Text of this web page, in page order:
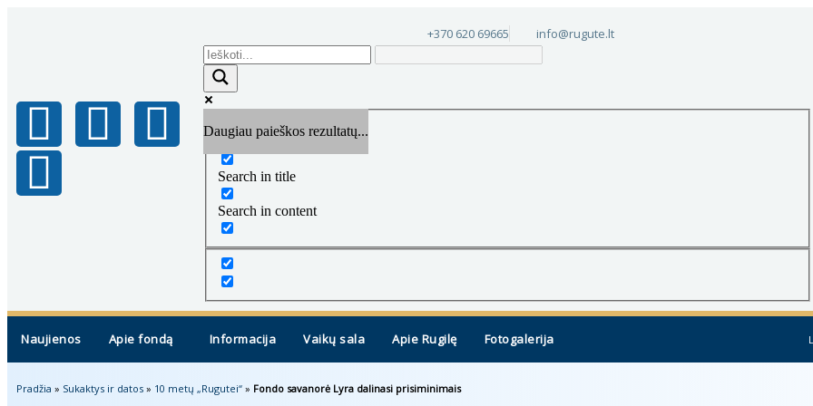
+370 620 69665 info@rugute.lt
Daugiau paieškos rezultatų...
Exact matches only
Search in title
Search in content
Naujienos Apie fondą Informacija Vaikų sala Apie Rugilę Fotogalerija
Pradžia » Sukaktys ir datos » 10 metų „Rugutei“ » Fondo savanorė Lyra dalinasi prisiminimais